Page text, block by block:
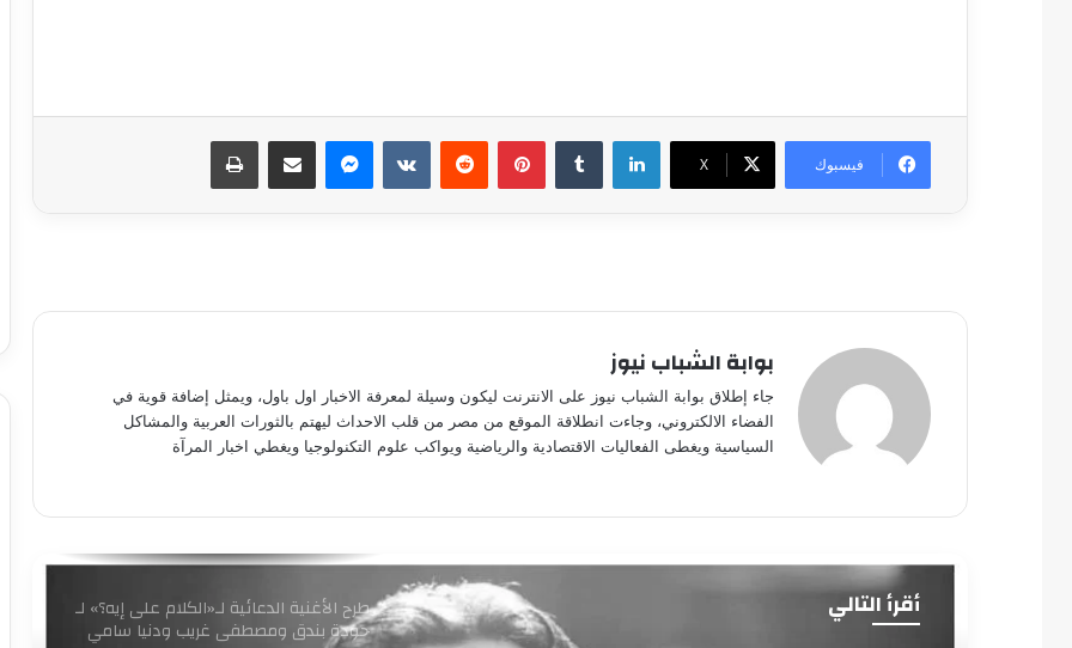
فيسبوك ‫X
لينكدإن بينتيريست ماسنجر مشاركة عبر البريد طباعة
بوابة الشباب نيوز
جاء إطلاق بوابة الشباب نيوز على الانترنت ليكون وسيلة لمعرفة الاخبار اول باول، ويمثل إضافة قوية في
الفضاء الالكتروني، وجاءت انطلاقة الموقع من مصر من قلب الاحداث ليهتم بالثورات العربية والمشاكل
السياسية ويغطى الفعاليات الاقتصادية والرياضية ويواكب علوم التكنولوجيا ويغطي اخبار المرآة
أقرأ التالي
روجينا لـ أشرف زكي: حبيب عمري وتاج
راسي.. ربنا يحفظ عمرك ليا ولبناتك
«الست» لـ منى زكي في 4 أيام
متحف الفنون الشعبية بأكاديمية الفنون
يستقبل طلاب المعهد العالي للفنون
التطبيقية بأكتوبر
اليهم “
طرح الأغنية الدعائية لـ«الكلام على إيه؟» لـ
حودة بندق ومصطفى غريب ودنيا سامي